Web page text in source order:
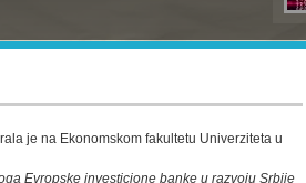
je na Ekonomskom fakultetu Univerziteta u
Evropske investicione banke u razvoju Srbije